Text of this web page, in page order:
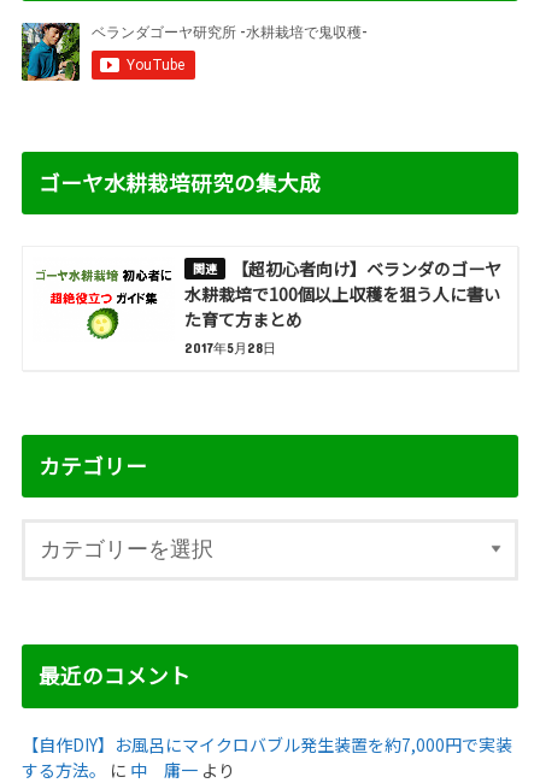
ゴーヤ水耕栽培研究の集大成
【超初心者向け】ベランダのゴーヤ
水耕栽培で100個以上収穫を狙う人に書い
た育て方まとめ
2017年5月28日
カテゴリー
最近のコメント
【自作DIY】お風呂にマイクロバブル発生装置を約7,000円で実装
する方法。
に 中 庸一より